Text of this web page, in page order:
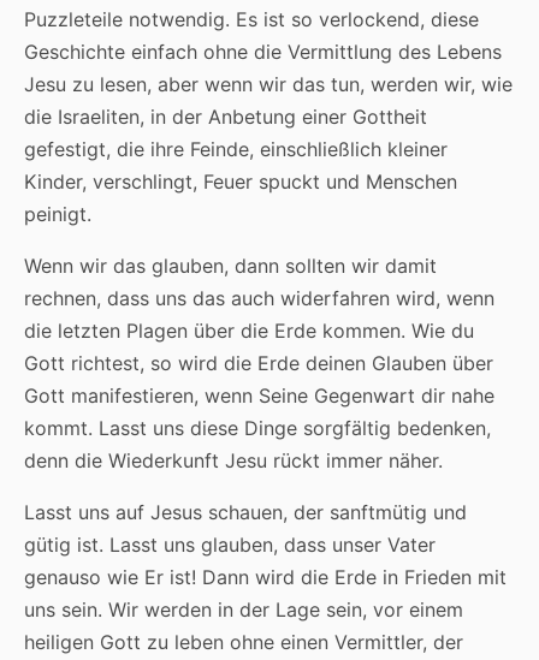
Puzzleteile notwendig. Es ist so verlockend, diese
Geschichte einfach ohne die Vermittlung des Lebens
Jesu zu lesen, aber wenn wir das tun, werden wir, wie
die Israeliten, in der Anbetung einer Gottheit
gefestigt, die ihre Feinde, einschließlich kleiner
Kinder, verschlingt, Feuer spuckt und Menschen
peinigt.
Wenn wir das glauben, dann sollten wir damit
rechnen, dass uns das auch widerfahren wird, wenn
die letzten Plagen über die Erde kommen. Wie du
Gott richtest, so wird die Erde deinen Glauben über
Gott manifestieren, wenn Seine Gegenwart dir nahe
kommt. Lasst uns diese Dinge sorgfältig bedenken,
denn die Wiederkunft Jesu rückt immer näher.
Lasst uns auf Jesus schauen, der sanftmütig und
gütig ist. Lasst uns glauben, dass unser Vater
genauso wie Er ist! Dann wird die Erde in Frieden mit
uns sein. Wir werden in der Lage sein, vor einem
heiligen Gott zu leben ohne einen Vermittler, der